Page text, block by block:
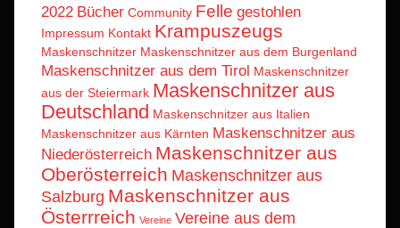
2022 Bücher Community Felle gestohlen
Impressum Kontakt Krampuszeugs
Maskenschnitzer Maskenschnitzer aus dem Burgenland
Maskenschnitzer aus dem Tirol Maskenschnitzer
aus der Steiermark Maskenschnitzer aus
Deutschland Maskenschnitzer aus Italien
Maskenschnitzer aus Kärnten Maskenschnitzer aus
Niederösterreich Maskenschnitzer aus
Oberösterreich Maskenschnitzer aus
Salzburg Maskenschnitzer aus
Österrreich Vereine Vereine aus dem